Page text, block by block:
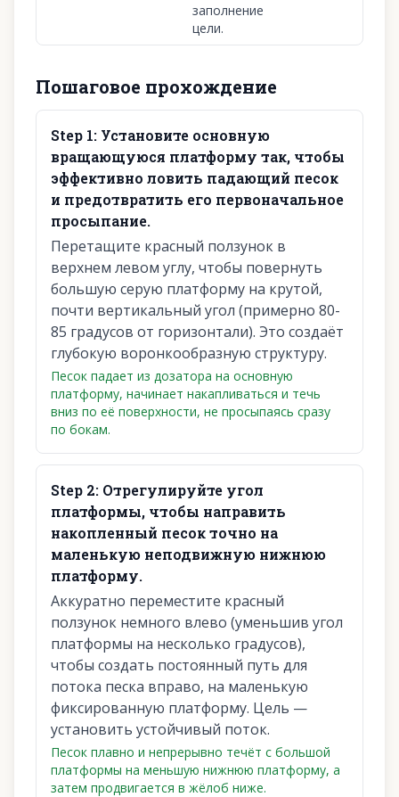
заполнение
цели.
Пошаговое прохождение
Step 1: Установите основную
вращающуюся платформу так, чтобы
эффективно ловить падающий песок
и предотвратить его первоначальное
просыпание.
Перетащите красный ползунок в
верхнем левом углу, чтобы повернуть
большую серую платформу на крутой,
почти вертикальный угол (примерно 80-
85 градусов от горизонтали). Это создаёт
глубокую воронкообразную структуру.
Песок падает из дозатора на основную
платформу, начинает накапливаться и течь
вниз по её поверхности, не просыпаясь сразу
по бокам.
Step 2: Отрегулируйте угол
платформы, чтобы направить
накопленный песок точно на
маленькую неподвижную нижнюю
платформу.
Аккуратно переместите красный
ползунок немного влево (уменьшив угол
платформы на несколько градусов),
чтобы создать постоянный путь для
потока песка вправо, на маленькую
фиксированную платформу. Цель —
установить устойчивый поток.
Песок плавно и непрерывно течёт с большой
платформы на меньшую нижнюю платформу, а
затем продвигается в жёлоб ниже.